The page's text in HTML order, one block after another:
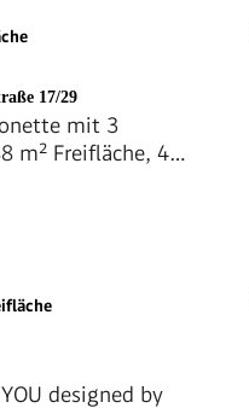
17/29
mit 3
m² Freifläche, 4
designed by